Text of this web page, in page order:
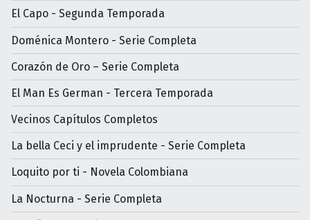
El Capo - Segunda Temporada
Doménica Montero - Serie Completa
Corazón de Oro – Serie Completa
El Man Es German - Tercera Temporada
Vecinos Capítulos Completos
La bella Ceci y el imprudente - Serie Completa
Loquito por ti - Novela Colombiana
La Nocturna - Serie Completa